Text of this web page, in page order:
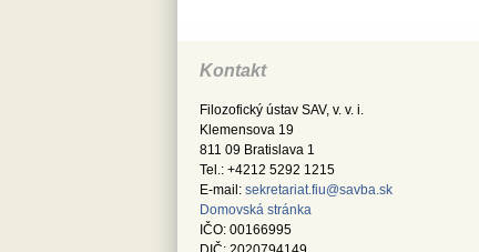
Kontakt
Filozofický ústav SAV, v. v. i.
Klemensova 19
811 09 Bratislava 1
Tel.: +4212 5292 1215
E-mail: sekretariat.fiu@savba.sk
Domovská stránka
IČO: 00166995